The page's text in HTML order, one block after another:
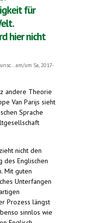
für
hier nicht
am/um Sa, 2017-
andere Theorie
Van Parijs sieht
Sprache
nicht den
des Englischen
Mit guten
Unterfangen
Prozess längst
sinnlos wie